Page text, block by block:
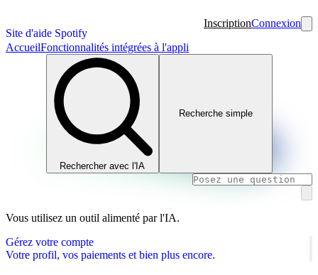
Site d'aide Spotify
InscriptionConnexion
AccueilFonctionnalités intégrées à l'appli
Rechercher avec l'IA
Recherche simple
Vous utilisez un outil alimenté par l'IA.
Gérez votre compte
Votre profil, vos paiements et bien plus encore.